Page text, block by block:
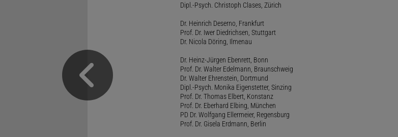
Dipl.-Psych. Christoph Clases, Zürich
Dr. Heinrich Deserno, Frankfurt
Prof. Dr. Iwer Diedrichsen, Stuttgart
Dr. Nicola Döring, Ilmenau
Dr. Heinz-Jürgen Ebenrett, Bonn
Prof. Dr. Walter Edelmann, Braunschweig
Dr. Walter Ehrenstein, Dortmund
Dipl.-Psych. Monika Eigenstetter, Sinzing
Prof. Dr. Thomas Elbert, Konstanz
Prof. Dr. Eberhard Elbing, München
PD Dr. Wolfgang Ellermeier, Regensburg
Prof. Dr. Gisela Erdmann, Berlin